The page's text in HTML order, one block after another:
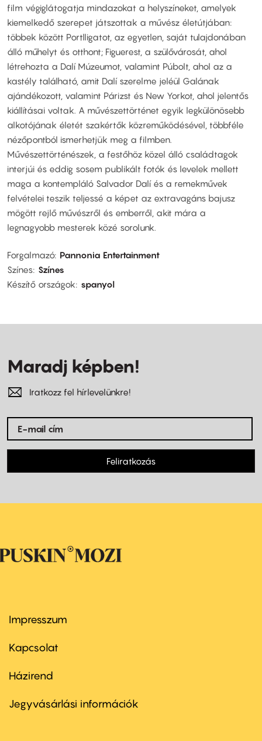
film végiglátogatja mindazokat a helyszíneket, amelyek
kiemelkedő szerepet játszottak a művész életútjában:
többek között Portlligatot, az egyetlen, saját tulajdonában
álló műhelyt és otthont; Figuerest, a szülővárosát, ahol
létrehozta a Dalí Múzeumot, valamint Púbolt, ahol az a
kastély található, amit Dalí szerelme jeléül Galának
ajándékozott, valamint Párizst és New Yorkot, ahol jelentős
kiállításai voltak. A művészettörténet egyik legkülönösebb
alkotójának életét szakértők közreműködésével, többféle
nézőpontból ismerhetjük meg a filmben.
Művészettörténészek, a festőhöz közel álló családtagok
interjúi és eddig sosem publikált fotók és levelek mellett
maga a kontempláló Salvador Dalí és a remekművek
felvételei teszik teljessé a képet az extravagáns bajusz
mögött rejlő művészről és emberről, akit mára a
legnagyobb mesterek közé sorolunk.
Forgalmazó Pannonia Entertainment
Színes Színes
Készítő országok
spanyol
Maradj képben!
Iratkozz fel hírlevelünkre!
Feliratkozás
Footer
first
Impresszum
Kapcsolat
Footer
second
Házirend
Jegyvásárlási információk